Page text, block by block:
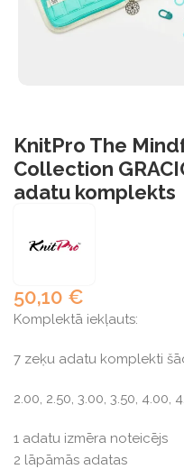
KnitPro The
Collection
adatu komplekts
50,10 €
Komplektā iekļauts:
7 zeķu adatu komplekti
2.00, 2.50, 3.00, 3.50, 4.00,
1 adatu izmēra noteicējs
2 lāpāmās adatas